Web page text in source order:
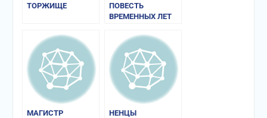
ТОРЖИЩЕ
ПОВЕСТЬ
ВРЕМЕННЫХ ЛЕТ
МАГИСТР
НЕНЦЫ